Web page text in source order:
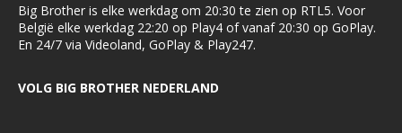
Big Brother is elke werkdag om 20:30 te zien op RTL5. Voor
België elke werkdag 22:20 op Play4 of vanaf 20:30 op GoPlay.
En 24/7 via Videoland, GoPlay & Play247.
VOLG BIG BROTHER NEDERLAND